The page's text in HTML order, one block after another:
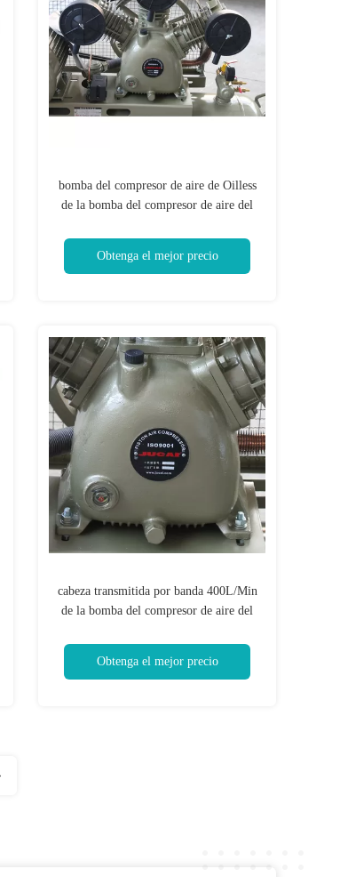
bomba del compresor de aire de Oilless
de la bomba del compresor de aire del
Obtenga el mejor precio
cabeza transmitida por banda 400L/Min
de la bomba del compresor de aire del
Obtenga el mejor precio